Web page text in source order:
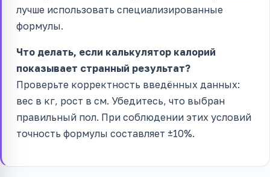
лучше использовать специализированные
формулы.
Что делать, если калькулятор калорий
показывает странный результат?
Проверьте корректность введённых данных:
вес в кг, рост в см. Убедитесь, что выбран
правильный пол. При соблюдении этих условий
точность формулы составляет ±10%.